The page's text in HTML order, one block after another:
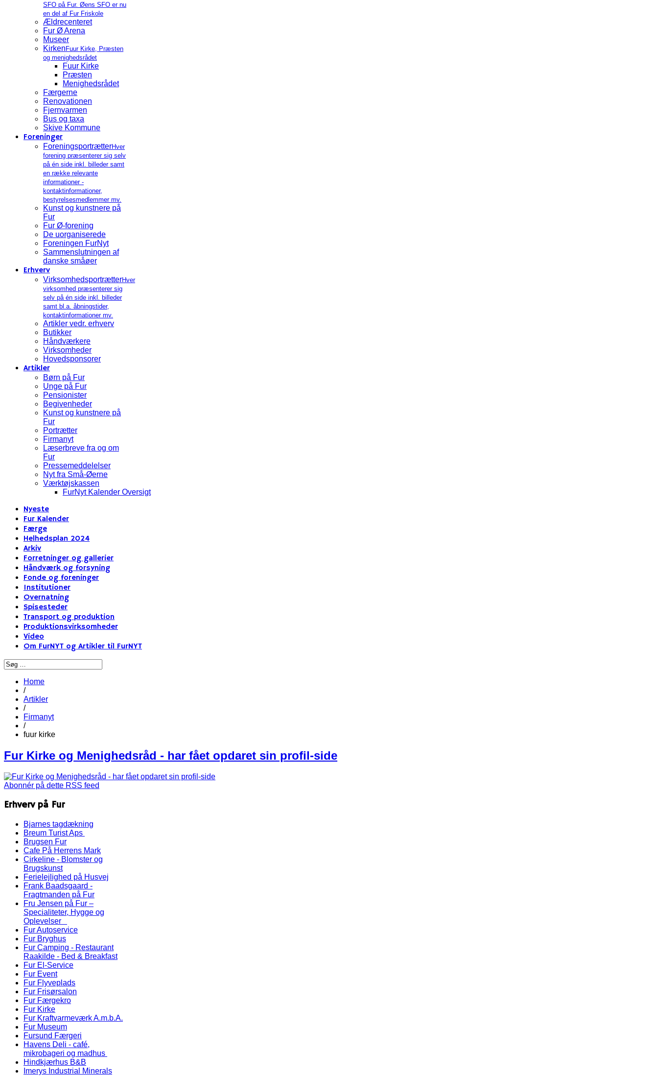
SFO på Fur. Øens SFO er nu
en del af Fur Friskole
Ældrecenteret
Fur Ø Arena
Museer
Kirken Fuur Kirke, Præsten
og menighedsrådet
Fuur Kirke
Præsten
Menighedsrådet
Færgerne
Renovationen
Fjernvarmen
Bus og taxa
Skive Kommune
Foreninger
ForeningsportrætterHver
forening præsenterer sig selv
på én side inkl. billeder samt
en række relevante
informationer -
kontaktinformationer,
bestyrelsesmedlemmer mv.
Kunst og kunstnere på
Fur
Fur Ø-forening
De uorganiserede
Foreningen FurNyt
Sammenslutningen af
danske småøer
Erhverv
VirksomhedsportrætterHver
virksomhed præsenterer sig
selv på én side inkl. billeder
samt bl.a. åbningstider,
kontaktinformationer mv.
Artikler vedr. erhverv
Butikker
Håndværkere
Virksomheder
Hovedsponsorer
Artikler
Børn på Fur
Unge på Fur
Pensionister
Begivenheder
Kunst og kunstnere på
Fur
Portrætter
Firmanyt
Læserbreve fra og om
Fur
Pressemeddelelser
Nyt fra Små-Øerne
Værktøjskassen
FurNyt Kalender Oversigt
Nyeste
Fur Kalender
Færge
Helhedsplan 2024
Arkiv
Forretninger og gallerier
Håndværk og forsyning
Fonde og foreninger
Institutioner
Overnatning
Spisesteder
Transport og produktion
Produktionsvirksomheder
Video
Om FurNYT og Artikler til FurNYT
Home
/
Artikler
/
Firmanyt
/
fuur kirke
Fur Kirke og Menighedsråd - har fået opdaret sin profil-side
Abonnér på dette RSS feed
Erhverv på Fur
Bjarnes tagdækning
Breum Turist Aps
Brugsen Fur
Cafe På Herrens Mark
Cirkeline - Blomster og
Brugskunst
Ferielejlighed på Husvej
Frank Baadsgaard -
Fragtmanden på Fur
Fru Jensen på Fur –
Specialiteter, Hygge og
Oplevelser
Fur Autoservice
Fur Bryghus
Fur Camping - Restaurant
Raakilde - Bed & Breakfast
Fur El-Service
Fur Event
Fur Flyveplads
Fur Frisørsalon
Fur Færgekro
Fur Kirke
Fur Kraftvarmeværk A.m.b.A.
Fur Museum
Fursund Færgeri
Havens Deli - café,
mikrobageri og madhus
Hindkjærhus B&B
Imerys Industrial Minerals